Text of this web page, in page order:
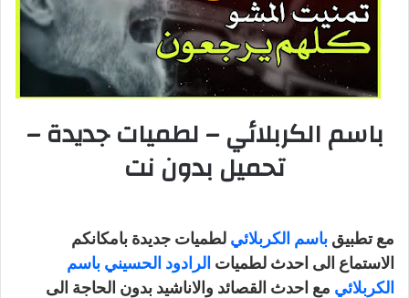
باسم الكربلائي – لطميات جديدة –
تحميل بدون نت
مع تطبيق باسم الكربلائي لطميات جديدة بامكانكم
الاستماع الى احدث لطميات الرادود الحسيني باسم
الكربلائي مع احدث القصائد والاناشيد بدون الحاجة الى